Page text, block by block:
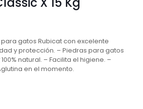
gatos Rubicat con excelente
y protección. – Piedras para gatos
natural. – Facilita el higiene. –
en el momento.